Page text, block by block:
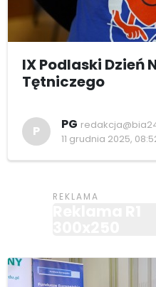
IX Podlaski Dzień
Tętniczego
P PG
11 grudnia 2025,